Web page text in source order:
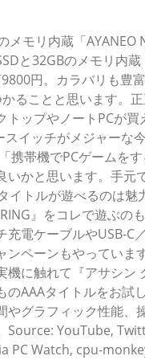
メモリ内蔵「AYANEO
と32GBのメモリ内蔵
円。カラバリも豊
ることと思います。
トップやノートPCが買
イッチがメジャーな
携帯機でPCゲームを
いかと思います。手元
イトルが遊べるのは魅
』をコレで遊ぶの
充電ケーブルやUSB-C
ンペーンもやっていま
機に触れて『アサシン
のAAAタイトルをお試
やグラフィック性能、
Source: YouTube,
PC Watch, cpu-